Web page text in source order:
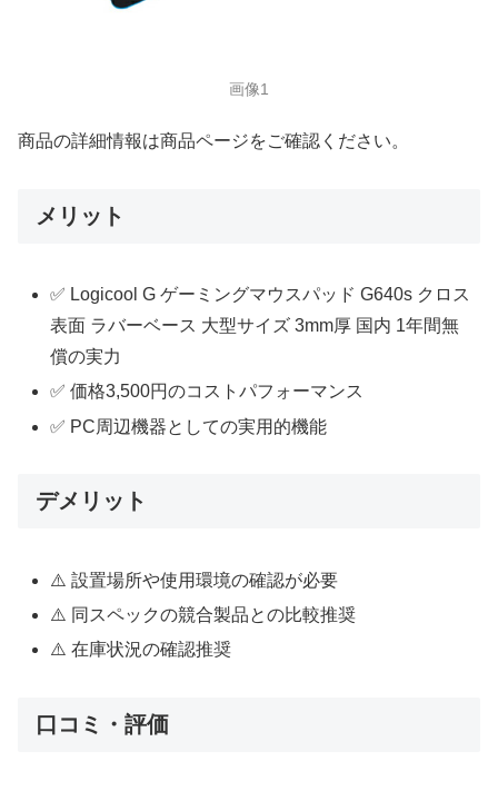
画像1
商品の詳細情報は商品ページをご確認ください。
メリット
✅ Logicool G ゲーミングマウスパッド G640s クロス
表面 ラバーベース 大型サイズ 3mm厚 国内 1年間無
償の実力
✅ 価格3,500円のコストパフォーマンス
✅ PC周辺機器としての実用的機能
デメリット
⚠️ 設置場所や使用環境の確認が必要
⚠️ 同スペックの競合製品との比較推奨
⚠️ 在庫状況の確認推奨
口コミ・評価